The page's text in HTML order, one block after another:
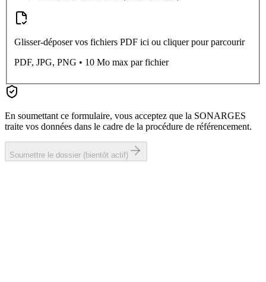
Glisser-déposer vos fichiers PDF ici ou cliquer pour parcourir
PDF, JPG, PNG • 10 Mo max par fichier
En soumettant ce formulaire, vous acceptez que la SONARGES
traite vos données dans le cadre de la procédure de référencement.
Soumettre le dossier (bientôt actif)